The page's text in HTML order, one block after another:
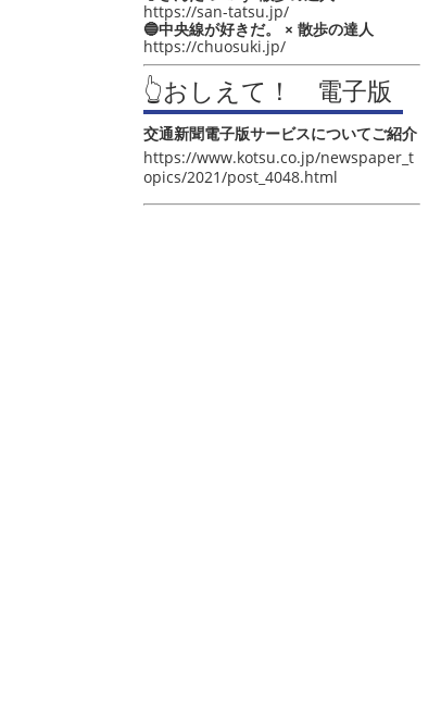
https://san-tatsu.jp/
🔵中央線が好きだ。 × 散歩の達人
https://chuosuki.jp/
👆おしえて！ 電子版
交通新聞電子版サービスについてご紹介
https://www.kotsu.co.jp/newspaper_t
opics/2021/post_4048.html